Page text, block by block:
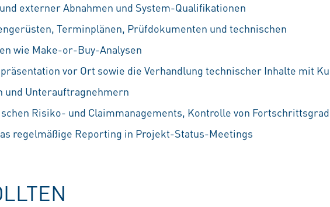
externer Abnahmen und System-Qualifikationen
Terminplänen, Prüfdokumenten und technischen
wie Make-or-Buy-Analysen
vor Ort sowie die Verhandlung technischer Inhalte mit
und Unterauftragnehmern
Risiko- und Claimmanagements, Kontrolle von
regelmäßige Reporting in Projekt-Status-Meetings